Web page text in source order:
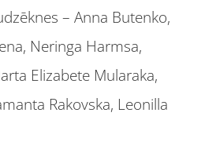
– Anna Butenko,
Neringa Harmsa,
Elizabete Mularaka,
Rakovska, Leonilla